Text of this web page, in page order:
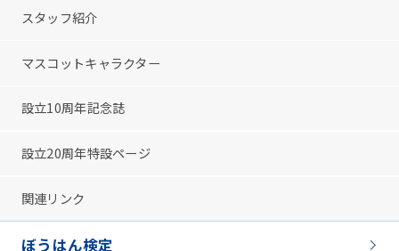
スタッフ紹介
マスコットキャラクター
設立10周年記念誌
設立20周年特設ページ
関連リンク
ぼうはん検定